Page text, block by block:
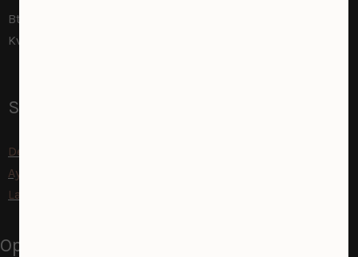
Btw ID nr.: NL001624351B75
KvK nr.: 55953573
Specialisaties
Dermaplaning
Ayurvedische Abhyanga massage
LakShmi behandelingen
Openingstijden